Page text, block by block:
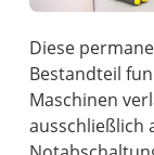
Diese
Bestandteil
Maschinen
ausschließlich